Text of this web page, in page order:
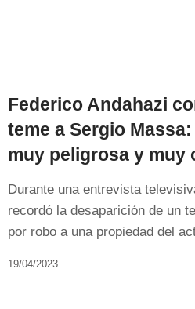
Federico Andahazi
teme a Sergio
muy peligrosa y muy
Durante una entrevista
recordó la desaparición de un
por robo a una propiedad del
19/04/2023